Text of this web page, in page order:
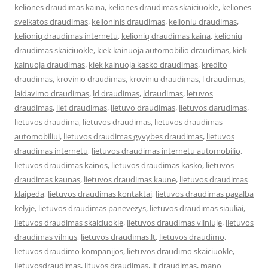
keliones draudimas kaina, keliones draudimas skaiciuokle, keliones
sveikatos draudimas, kelioninis draudimas, kelioniu draudimas,
kelionių draudimas internetu, kelionių draudimas kaina, kelioniu
draudimas skaiciuokle, kiek kainuoja automobilio draudimas, kiek
kainuoja draudimas, kiek kainuoja kasko draudimas, kredito
draudimas, krovinio draudimas, kroviniu draudimas, l draudimas,
laidavimo draudimas, ld draudimas, ldraudimas, letuvos
draudimas, liet draudimas, lietuvo draudimas, lietuvos darudimas,
lietuvos draudima, lietuvos draudimas, lietuvos draudimas
automobiliui, lietuvos draudimas gyvybes draudimas, lietuvos
draudimas internetu, lietuvos draudimas internetu automobilio,
lietuvos draudimas kainos, lietuvos draudimas kasko, lietuvos
draudimas kaunas, lietuvos draudimas kaune, lietuvos draudimas
klaipeda, lietuvos draudimas kontaktai, lietuvos draudimas pagalba
kelyje, lietuvos draudimas panevezys, lietuvos draudimas siauliai,
lietuvos draudimas skaiciuokle, lietuvos draudimas vilniuje, lietuvos
draudimas vilnius, lietuvos draudimas.lt, lietuvos draudimo,
lietuvos draudimo kompanijos, lietuvos draudimo skaiciuokle,
lietuvosdraudimas, lituvos draudimas, lt draudimas, mano